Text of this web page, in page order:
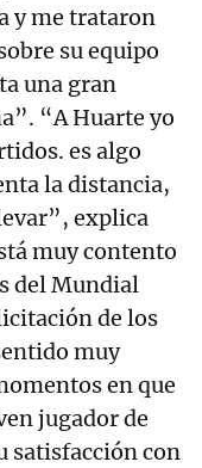
y me trataron
su equipo
una gran
“A Huarte yo
es algo
la distancia,
explica
muy contento
del Mundial
de los
muy
en que
jugador de
satisfacción con